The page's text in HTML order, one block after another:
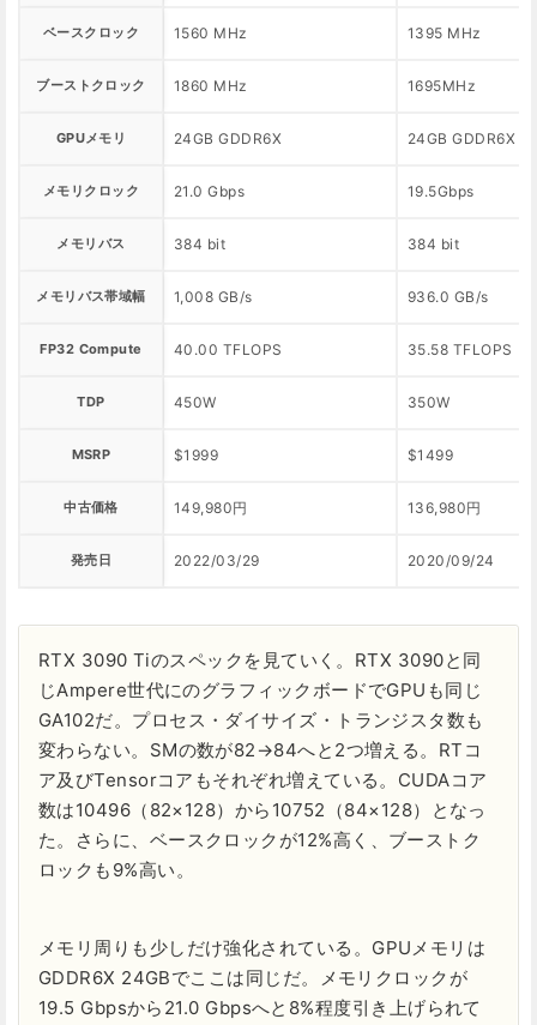
ベースクロック 1560 MHz 1395 MHz
ブーストクロック 1860 MHz 1695MHz
GPUメモリ 24GB GDDR6X 24GB GDDR6X
メモリクロック 21.0 Gbps 19.5Gbps
メモリバス 384 bit 384 bit
メモリバス帯域幅 1,008 GB/s 936.0 GB/s
FP32 Compute 40.00 TFLOPS 35.58 TFLOPS
TDP 450W 350W
MSRP $1999 $1499
中古価格 149,980円 136,980円
発売日 2022/03/29 2020/09/24
RTX 3090 Tiのスペックを見ていく。RTX 3090と同
じAmpere世代にのグラフィックボードでGPUも同じ
GA102だ。プロセス・ダイサイズ・トランジスタ数も
変わらない。SMの数が82→84へと2つ増える。RTコ
ア及びTensorコアもそれぞれ増えている。CUDAコア
数は10496（82×128）から10752（84×128）となっ
た。さらに、ベースクロックが12%高く、ブーストク
ロックも9%高い。
メモリ周りも少しだけ強化されている。GPUメモリは
GDDR6X 24GBでここは同じだ。メモリクロックが
19.5 Gbpsから21.0 Gbpsへと8%程度引き上げられて